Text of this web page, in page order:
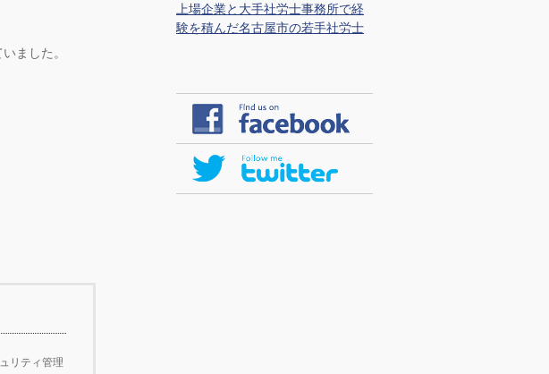
ました。
リティ管理
上場企業と大手社労士事務所で経
験を積んだ名古屋市の若手社労士